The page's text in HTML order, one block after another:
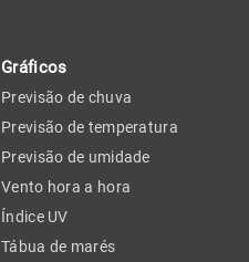
Gráficos
Previsão de chuva
Previsão de temperatura
Previsão de umidade
Vento hora a hora
Índice UV
Tábua de marés